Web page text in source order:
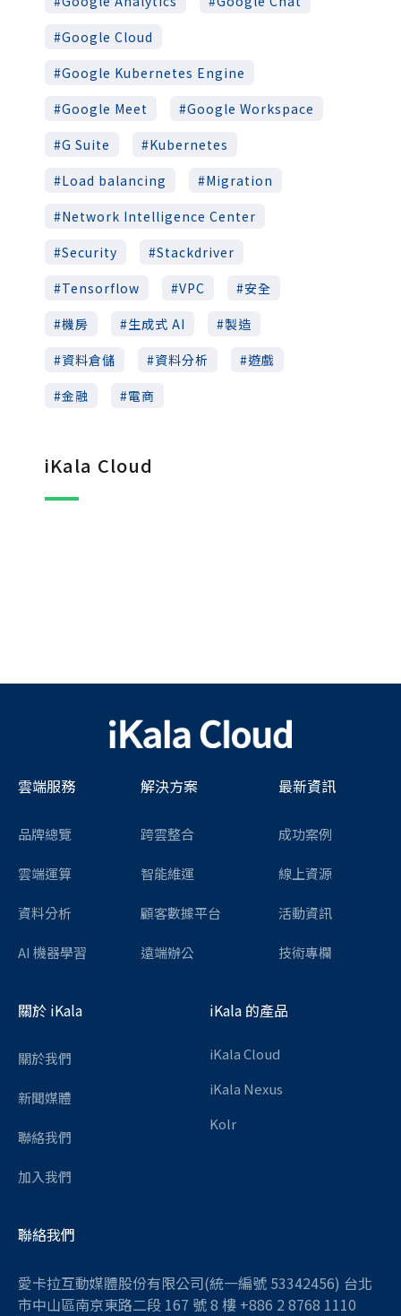
Google Cloud
Google Kubernetes Engine
Google Meet
Google Workspace
G Suite
Kubernetes
Load balancing
Migration
Network Intelligence Center
Security
Stackdriver
Tensorflow
VPC
安全
機房
生成式 AI
製造
資料倉儲
資料分析
遊戲
金融
電商
iKala Cloud
雲端服務
品牌總覽
雲端運算
資料分析
AI 機器學習
解決方案
跨雲整合
智能維運
顧客數據平台
遠端辦公
最新資訊
成功案例
線上資源
活動資訊
技術專欄
關於 iKala
關於我們
新聞媒體
聯絡我們
加入我們
iKala 的產品
iKala Cloud
iKala Nexus
Kolr
聯絡我們
愛卡拉互動媒體股份有限公司(統一編號 53342456) 台北
市中山區南京東路二段 167 號 8 樓 +886 2 8768 1110